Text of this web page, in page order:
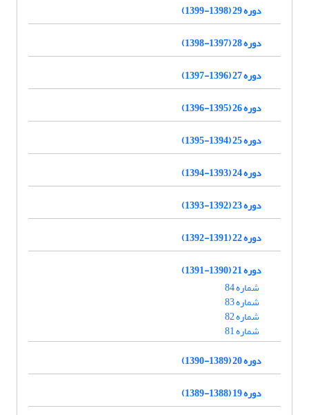
دوره 29 (1398-1399)
دوره 28 (1397-1398)
دوره 27 (1396-1397)
دوره 26 (1395-1396)
دوره 25 (1394-1395)
دوره 24 (1393-1394)
دوره 23 (1392-1393)
دوره 22 (1391-1392)
دوره 21 (1390-1391)
شماره 84
شماره 83
شماره 82
شماره 81
دوره 20 (1389-1390)
دوره 19 (1388-1389)